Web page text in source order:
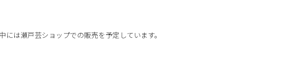
は瀬戸芸ショップでの販売を予定しています。